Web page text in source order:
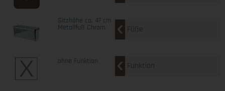
Sitzhöhe ca. 47 cm
Metallfuß Chrom Füße
ohne Funktion Funktion